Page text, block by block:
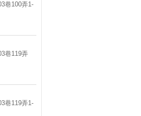
巷100弄1-
巷119弄
巷119弄1-